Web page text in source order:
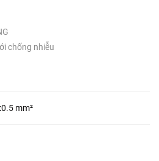
chống nhiễu
mm²